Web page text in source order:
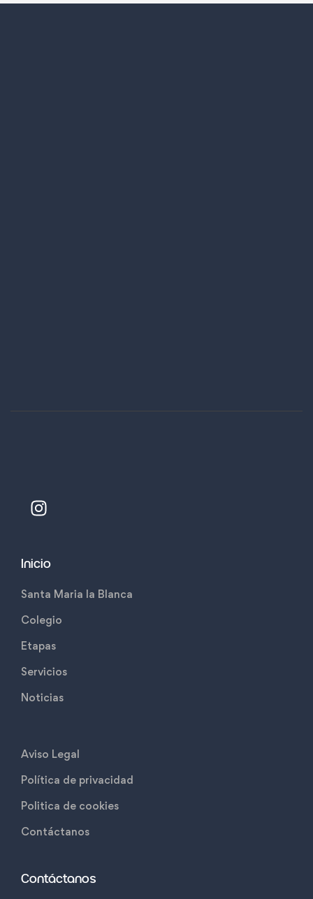
Inicio
Santa Maria la Blanca
Colegio
Etapas
Servicios
Noticias
Aviso Legal
Política de privacidad
Politica de cookies
Contáctanos
Contáctanos